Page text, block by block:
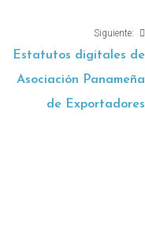
Siguiente:
Estatutos digitales de
Asociación Panameña
de Exportadores